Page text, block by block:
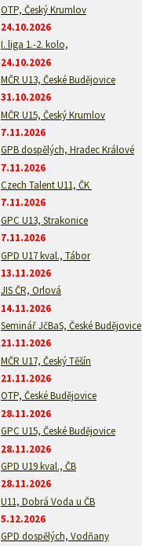
OTP, Český Krumlov
24.10.2026
I. liga 1.-2. kolo,
24.10.2026
MČR U13, České Budějovice
31.10.2026
MČR U15, Český Krumlov
7.11.2026
GPB dospělých, Hradec Králové
7.11.2026
Czech Talent U11, ČK
7.11.2026
GPC U13, Strakonice
7.11.2026
GPD U17 kval., Tábor
13.11.2026
JIS ČR, Orlová
14.11.2026
Seminář JčBaS, České Budějovice
21.11.2026
MČR U17, Český Těšín
21.11.2026
OTP, České Budějovice
28.11.2026
GPC U15, České Budějovice
28.11.2026
GPD U19 kval., ČB
28.11.2026
U11, Dobrá Voda u ČB
5.12.2026
GPD dospělých, Vodňany